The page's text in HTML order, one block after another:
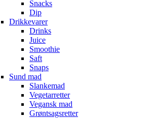
Snacks
Dip
Drikkevarer
Drinks
Juice
Smoothie
Saft
Snaps
Sund mad
Slankemad
Vegetarretter
Vegansk mad
Grøntsagsretter